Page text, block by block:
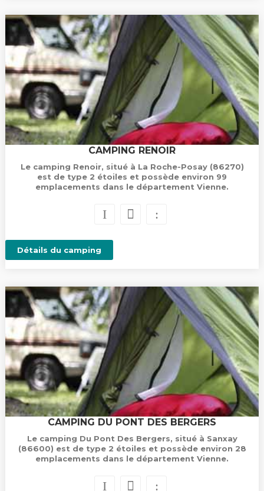
CAMPING RENOIR
Le camping Renoir, situé à La Roche-Posay (86270)
est de type 2 étoiles et possède environ 99
emplacements dans le département Vienne.
Détails du camping
CAMPING DU PONT DES BERGERS
Le camping Du Pont Des Bergers, situé à Sanxay
(86600) est de type 2 étoiles et possède environ 28
emplacements dans le département Vienne.